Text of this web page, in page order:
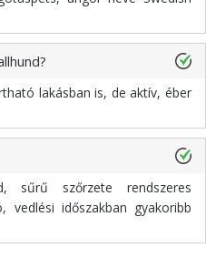
lakásban is, de aktív, éber
sűrű szőrzete rendszeres
vedlési időszakban gyakoribb